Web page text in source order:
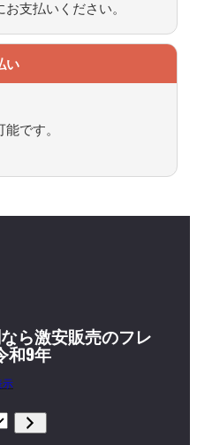
支払いください。
い
です。
ら激安販売のフレ
和9年
示